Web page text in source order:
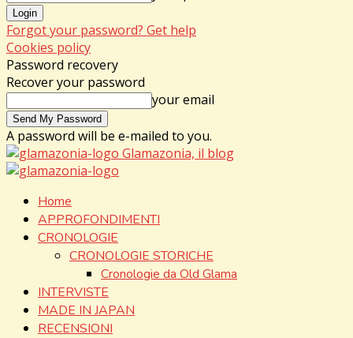
Forgot your password? Get help
Cookies policy
Password recovery
Recover your password
your email
A password will be e-mailed to you.
Glamazonia, il blog
Home
APPROFONDIMENTI
CRONOLOGIE
CRONOLOGIE STORICHE
Cronologie da Old Glama
INTERVISTE
MADE IN JAPAN
RECENSIONI